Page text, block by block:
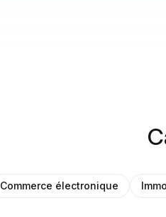
Commerce électronique